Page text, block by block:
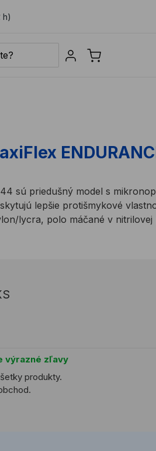
h)
Sign in
sú priedušný model s
lepšie protišmykové
lycra, polo máčané v nitrilovej
výrazné zľavy
produkty.